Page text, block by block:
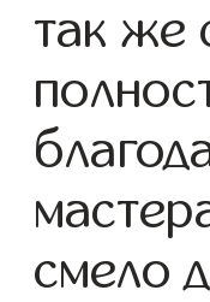
так же
смело